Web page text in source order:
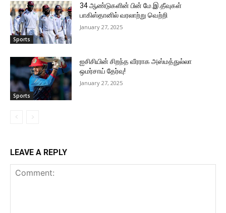
Sports
34 ஆண்டுகளின் பின் மே.இ.தீவுகள்
பாகிஸ்தானில் வரலாற்று வெற்றி
January 27, 2025
Sports
ஐசிசியின் சிறந்த வீரராக அஸ்மத்துல்லா
ஒமர்சாய் தேர்வு!
January 27, 2025
LEAVE A REPLY